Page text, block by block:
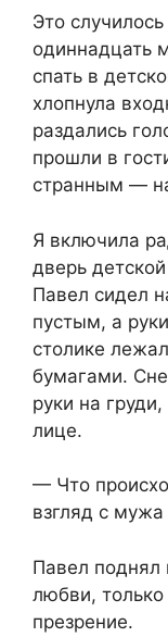
Это
одиннадцать
спать в
хлопнула
раздались
прошли в
странным —
Я включила
дверь
Павел сидел
пустым, а
столике
бумагами.
руки на
лице.
— Что
взгляд с мужа
Павел поднял
любви,
презрение.